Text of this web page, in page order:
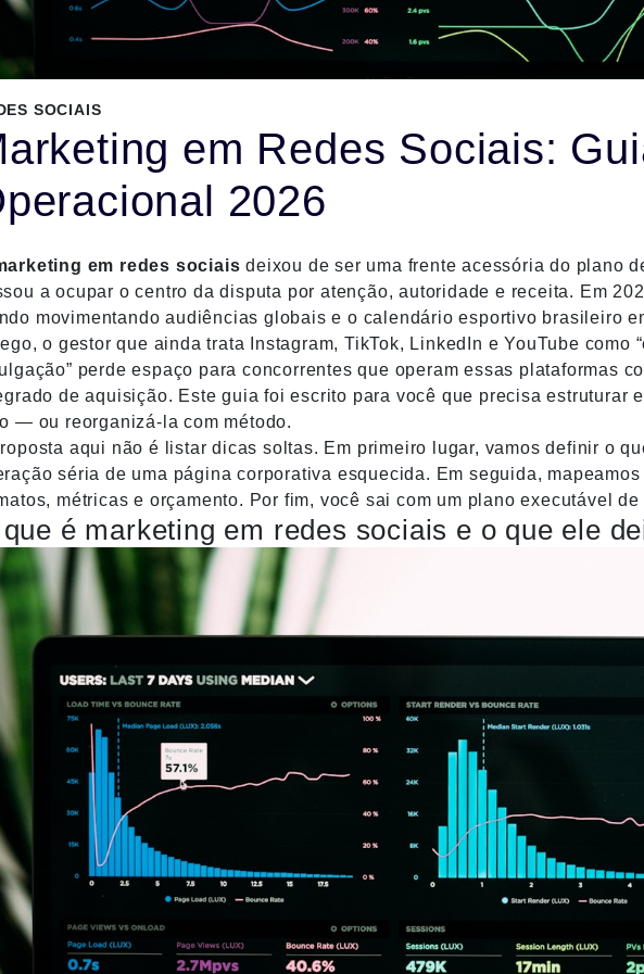
SOCIAIS
em Redes Sociais:
2026
em redes sociais deixou de ser uma frente acessória do plano
a ocupar o centro da disputa por atenção, autoridade e receita. Em
movimentando audiências globais e o calendário esportivo brasileiro
o gestor que ainda trata Instagram, TikTok, LinkedIn e YouTube como
perde espaço para concorrentes que operam essas plataformas
de aquisição. Este guia foi escrito para você que precisa estruturar
— ou reorganizá-la com método.
aqui não é listar dicas soltas. Em primeiro lugar, vamos definir o
séria de uma página corporativa esquecida. Em seguida, mapeamos
métricas e orçamento. Por fim, você sai com um plano executável de
é marketing em redes sociais e o que ele